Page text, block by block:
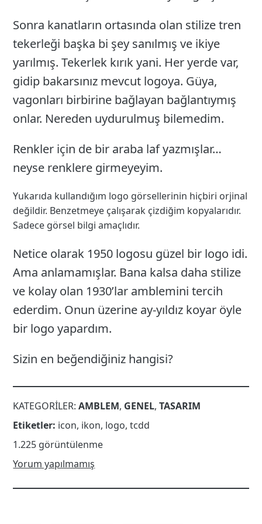
Sonra kanatların ortasında olan stilize tren
tekerleği başka bi şey sanılmış ve ikiye
yarılmış. Tekerlek kırık yani. Her yerde var,
gidip bakarsınız mevcut logoya. Güya,
vagonları birbirine bağlayan bağlantıymış
onlar. Nereden uydurulmuş bilemedim.
Renkler için de bir araba laf yazmışlar…
neyse renklere girmeyeyim.
Yukarıda kullandığım logo görsellerinin hiçbiri orjinal
değildir. Benzetmeye çalışarak çizdiğim kopyalarıdır.
Sadece görsel bilgi amaçlıdır.
Netice olarak 1950 logosu güzel bir logo idi.
Ama anlamamışlar. Bana kalsa daha stilize
ve kolay olan 1930’lar amblemini tercih
ederdim. Onun üzerine ay-yıldız koyar öyle
bir logo yapardım.
Sizin en beğendiğiniz hangisi?
KATEGORILER:AMBLEM, GENEL,TASARIM
Etiketler: icon, ikon, logo,tcdd
1.225 görüntülenme
Yorum yapılmamış